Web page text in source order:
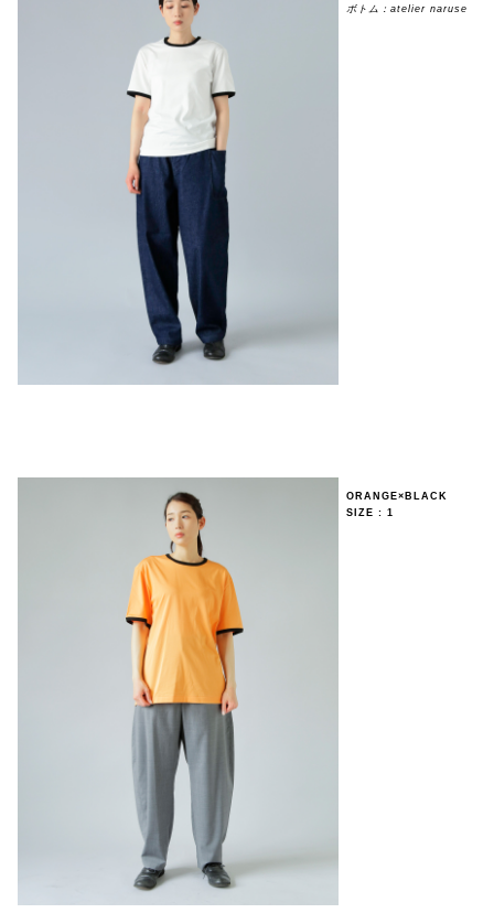
ボトム：atelier naruse
ORANGE×BLACK
SIZE : 1